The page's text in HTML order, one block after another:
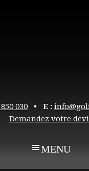
030 • E :
Demandez votre